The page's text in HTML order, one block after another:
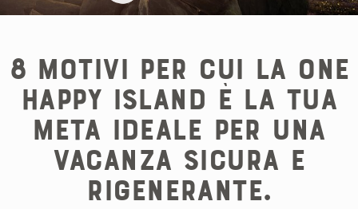
8 motivi per cui la One
Happy Island è la tua
meta ideale per una
vacanza sicura e
rigenerante.